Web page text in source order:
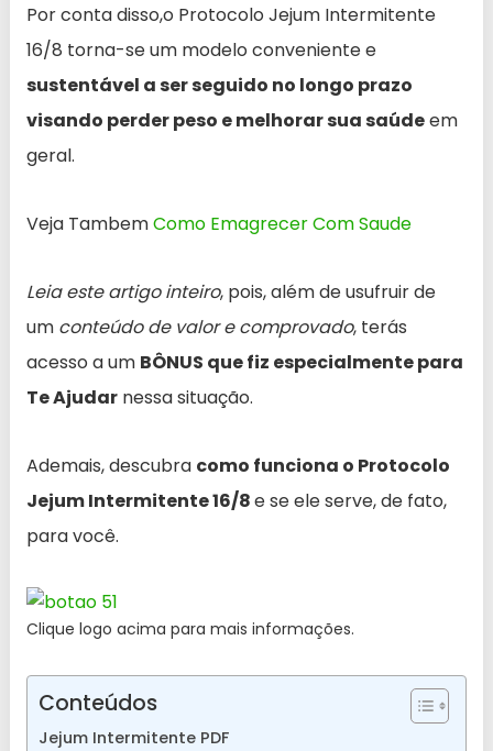
Por conta disso,o Protocolo Jejum Intermitente
16/8 torna-se um modelo conveniente e
sustentável a ser seguido no longo prazo
visando perder peso e melhorar sua saúdeem
geral.
Veja TambemComo Emagrecer Com Saude
Leia este artigo inteiro, pois, além de usufruir de
um conteúdo de valor e comprovado, terás
acesso a um BÔNUS que fiz especialmente para
Te Ajudar nessa situação.
Ademais, descubra como funciona o Protocolo
Jejum Intermitente 16/8e se ele serve, de fato,
para você.
Clique logo acima para mais informações.
Conteúdos
Jejum Intermitente PDF